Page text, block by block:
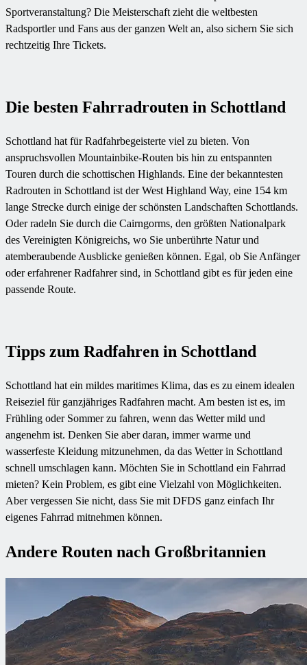
Sportveranstaltung? Die Meisterschaft zieht die weltbesten
Radsportler und Fans aus der ganzen Welt an, also sichern Sie sich
rechtzeitig Ihre Tickets.
Die besten Fahrradrouten in Schottland
Schottland hat für Radfahrbegeisterte viel zu bieten. Von
anspruchsvollen Mountainbike-Routen bis hin zu entspannten
Touren durch die schottischen Highlands. Eine der bekanntesten
Radrouten in Schottland ist der West Highland Way, eine 154 km
lange Strecke durch einige der schönsten Landschaften Schottlands.
Oder radeln Sie durch die Cairngorms, den größten Nationalpark
des Vereinigten Königreichs, wo Sie unberührte Natur und
atemberaubende Ausblicke genießen können. Egal, ob Sie Anfänger
oder erfahrener Radfahrer sind, in Schottland gibt es für jeden eine
passende Route.
Tipps zum Radfahren in Schottland
Schottland hat ein mildes maritimes Klima, das es zu einem idealen
Reiseziel für ganzjähriges Radfahren macht. Am besten ist es, im
Frühling oder Sommer zu fahren, wenn das Wetter mild und
angenehm ist. Denken Sie aber daran, immer warme und
wasserfeste Kleidung mitzunehmen, da das Wetter in Schottland
schnell umschlagen kann. Möchten Sie in Schottland ein Fahrrad
mieten? Kein Problem, es gibt eine Vielzahl von Möglichkeiten.
Aber vergessen Sie nicht, dass Sie mit DFDS ganz einfach Ihr
eigenes Fahrrad mitnehmen können.
Andere Routen nach Großbritannien